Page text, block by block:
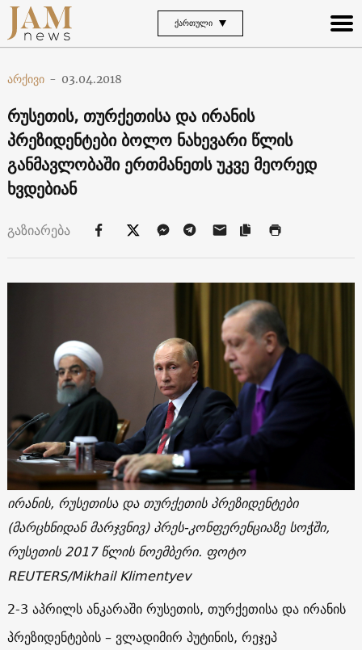
ᲥᲐᲠᲗᲣᲚᲘ
არქივი - 03.04.2018
რუსეთის, თურქეთისა და ირანის
პრეზიდენტები ბოლო ნახევარი წლის
განმავლობაში ერთმანეთს უკვე მეორედ
ხვდებიან
გაზიარება
ირანის, რუსეთისა და თურქეთის პრეზიდენტები
(მარცხნიდან მარჯვნივ) პრეს-კონფერენციაზე სოჭში,
რუსეთის 2017 წლის ნოემბერი. ფოტო
REUTERS/Mikhail Klimentyev
2-3 აპრილს ანკარაში რუსეთის, თურქეთისა და ირანის
პრეზიდენტების – ვლადიმირ პუტინის, რეჯეპ